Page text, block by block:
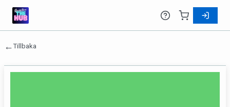
←Tillbaka